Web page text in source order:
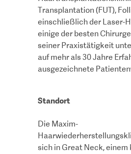
Transplantation (FUT),
einschließlich der Laser-
einige der besten
seiner Praxistätigkeit
auf mehr als 30 Jahre
ausgezeichnete
Standort
Die Maxim-
sich in Great Neck, einem